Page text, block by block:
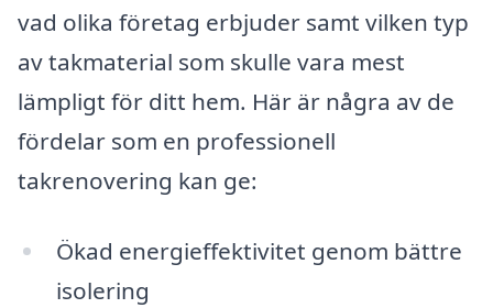
vad olika företag erbjuder samt vilken typ
av takmaterial som skulle vara mest
lämpligt för ditt hem. Här är några av de
fördelar som en professionell
takrenovering kan ge:
Ökad energieffektivitet genom bättre
isolering